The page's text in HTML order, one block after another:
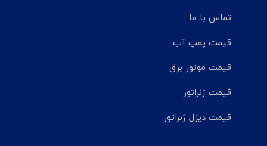
تماس با ما
قیمت پمپ آب
قیمت موتور برق
قیمت ژنراتور
قیمت دیزل ژنراتور